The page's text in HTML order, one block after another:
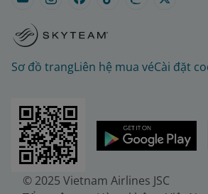
Sơ đồ trangLiên hệ mua véCài đặt
© 2025 Vietnam Airlines JSC